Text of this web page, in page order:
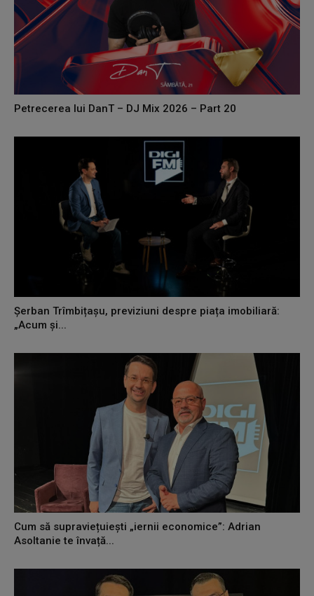
Petrecerea lui DanT – DJ Mix 2026 – Part 20
Șerban Trîmbițașu, previziuni despre piața imobiliară:
„Acum și...
Cum să supraviețuiești „iernii economice”: Adrian
Asoltanie te învață...